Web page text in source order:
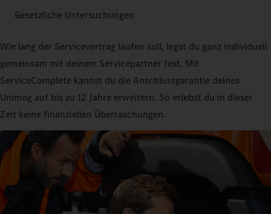
Gesetzliche Untersuchungen
Wie lang der Servicevertrag laufen soll, legst du ganz individuell
gemeinsam mit deinem Servicepartner fest. Mit
ServiceComplete kannst du die Anschlussgarantie deines
Unimog auf bis zu 12 Jahre erweitern. So erlebst du in dieser
Zeit keine finanziellen Überraschungen.